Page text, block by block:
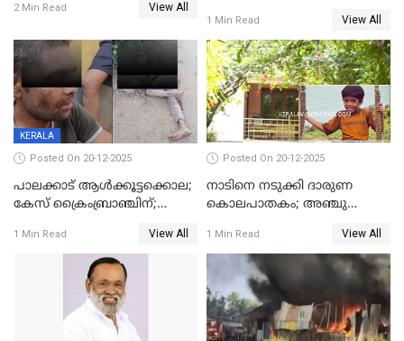
ഊർജ്ജിതമാക്കിമാക്കി
2 Min Read View All
മുഖ്യാതിഥിയായി
മോഹൻലാൽ
1 Min Read View All
KERALA
Posted On 20-12-2025
പാലക്കാട് ആൾക്കൂട്ടക്കൊല;
കേസ് ക്രൈംബ്രാഞ്ചിന്;
അന്വേഷിക്കും
1 Min Read View All
Posted On 20-12-2025
നാടിനെ നടുക്കി ദാരുണ
കൊലപാതകം; അഞ്ചു
കഴുത്തുഞെരിച്ച് കൊന്നു
1 Min Read View All